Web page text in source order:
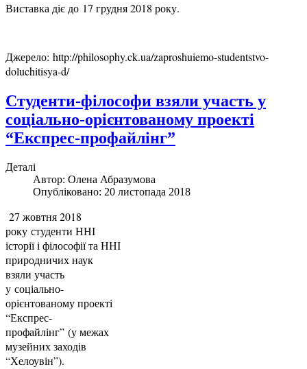
Виставка діє до 17 грудня 2018 року.
Джерело: http://philosophy.ck.ua/zaproshuiemo-studentstvo-
doluchitisya-d/
Студенти-філософи взяли участь у
соціально-орієнтованому проекті
“Експрес-профайлінг”
Деталі
Автор: Олена Абразумова
Опубліковано: 20 листопада 2018
27 жовтня 2018
року студенти ННІ
історії і філософії та ННІ
природничих наук
взяли участь
у соціально-
орієнтованому проекті
“Експрес-
профайлінг” (у межах
музейних заходів
“Хелоувін”).